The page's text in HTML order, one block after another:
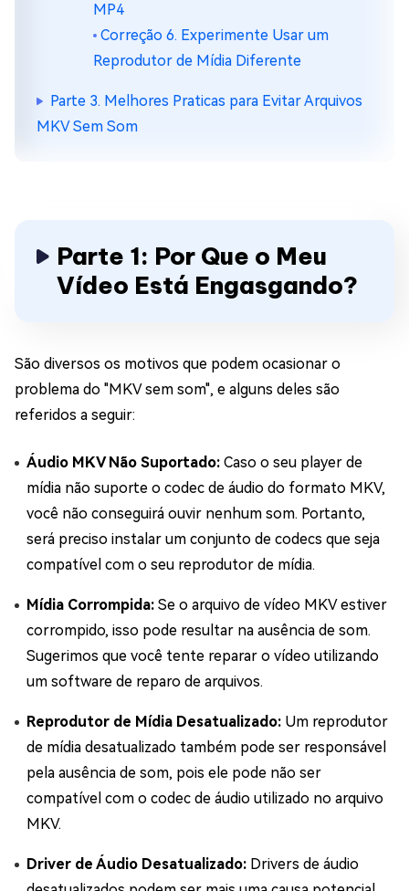
MP4
Correção 6. Experimente Usar um
Reprodutor de Mídia Diferente
Parte 3. Melhores Praticas para Evitar Arquivos
MKV Sem Som
Parte 1: Por Que o Meu
Vídeo Está Engasgando?
São diversos os motivos que podem ocasionar o
problema do "MKV sem som", e alguns deles são
referidos a seguir:
Áudio MKV Não Suportado: Caso o seu player de
mídia não suporte o codec de áudio do formato MKV,
você não conseguirá ouvir nenhum som. Portanto,
será preciso instalar um conjunto de codecs que seja
compatível com o seu reprodutor de mídia.
Mídia Corrompida: Se o arquivo de vídeo MKV estiver
corrompido, isso pode resultar na ausência de som.
Sugerimos que você tente reparar o vídeo utilizando
um software de reparo de arquivos.
Reprodutor de Mídia Desatualizado: Um reprodutor
de mídia desatualizado também pode ser responsável
pela ausência de som, pois ele pode não ser
compatível com o codec de áudio utilizado no arquivo
MKV.
Driver de Áudio Desatualizado: Drivers de áudio